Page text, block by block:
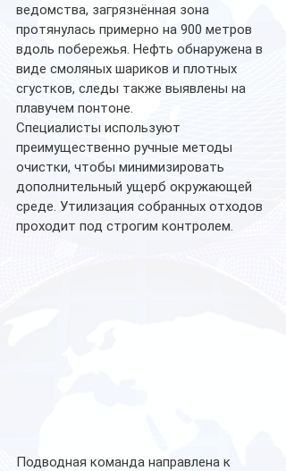
ведомства, загрязнённая зона
протянулась примерно на 900 метров
вдоль побережья. Нефть обнаружена в
виде смоляных шариков и плотных
сгустков, следы также выявлены на
плавучем понтоне.
Специалисты используют
преимущественно ручные методы
очистки, чтобы минимизировать
дополнительный ущерб окружающей
среде. Утилизация собранных отходов
проходит под строгим контролем.
Подводная команда направлена к